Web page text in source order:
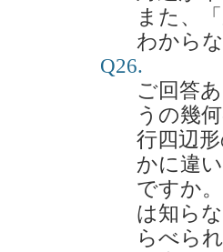
また、
わから
Q26.
ご回答
うの幾
行四辺
かに違
ですか
は知ら
らべら